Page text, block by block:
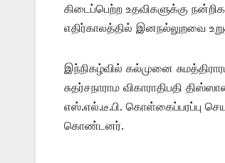
கிடைப்பெற்ற உதவிகளுக்கு
எதிர்காலத்தில் இனநல்லுறவை
இந்நிகழ்வில் கல்முனை
சுதர்சநாராம விகாராதிபதி
எஸ்.எல்.டீ.பி. கொள்கைப்பரப்பு
கொண்டனர்.